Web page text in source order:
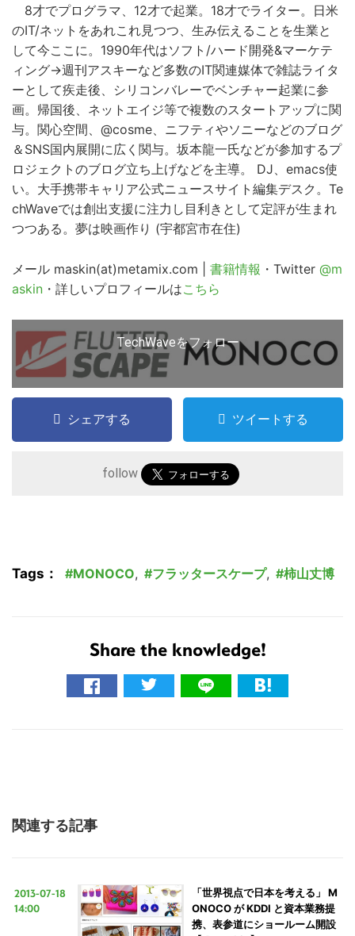
8才でプログラマ、12才で起業。18才でライター。日米
のIT/ネットをあれこれ見つつ、生み伝えることを生業と
して今ここに。1990年代はソフト/ハード開発&マーケテ
ィング→週刊アスキーなど多数のIT関連媒体で雑誌ライタ
ーとして疾走後、シリコンバレーでベンチャー起業に参
画。帰国後、ネットエイジ等で複数のスタートアップに関
与。関心空間、@cosme、ニフティやソニーなどのブログ
＆SNS国内展開に広く関与。坂本龍一氏などが参加するプ
ロジェクトのブログ立ち上げなどを主導。 DJ、emacs使
い。大手携帯キャリア公式ニュースサイト編集デスク。Te
chWaveでは創出支援に注力し目利きとして定評が生まれ
つつある。夢は映画作り (宇都宮市在住)
メール maskin(at)metamix.com | 書籍情報 ・Twitter @m
askin ・詳しいプロフィールはこちら
TechWaveをフォロー
シェアする ツイートする
follow
Tags： MONOCO, フラッタースケープ, 柿山丈博
Share the knowledge!
関連する記事
2013-07-18
14:00
「世界視点で日本を考える」 M
ONOCO が KDDI と資本業務提
携、表参道にショールーム開設